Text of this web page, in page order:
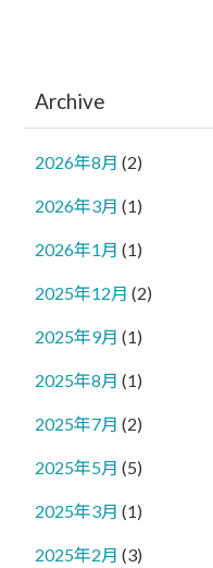
Archive
2026年8月 (2)
2026年3月 (1)
2026年1月 (1)
2025年12月 (2)
2025年9月 (1)
2025年8月 (1)
2025年7月 (2)
2025年5月 (5)
2025年3月 (1)
2025年2月 (3)